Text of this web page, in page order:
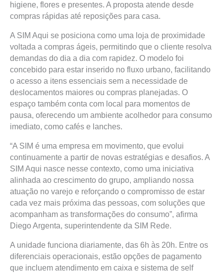
higiene, flores e presentes. A proposta atende desde
compras rápidas até reposições para casa.
A SIM Aqui se posiciona como uma loja de proximidade
voltada a compras ágeis, permitindo que o cliente resolva
demandas do dia a dia com rapidez. O modelo foi
concebido para estar inserido no fluxo urbano, facilitando
o acesso a itens essenciais sem a necessidade de
deslocamentos maiores ou compras planejadas. O
espaço também conta com local para momentos de
pausa, oferecendo um ambiente acolhedor para consumo
imediato, como cafés e lanches.
“A SIM é uma empresa em movimento, que evolui
continuamente a partir de novas estratégias e desafios. A
SIM Aqui nasce nesse contexto, como uma iniciativa
alinhada ao crescimento do grupo, ampliando nossa
atuação no varejo e reforçando o compromisso de estar
cada vez mais próxima das pessoas, com soluções que
acompanham as transformações do consumo”, afirma
Diego Argenta, superintendente da SIM Rede.
A unidade funciona diariamente, das 6h às 20h. Entre os
diferenciais operacionais, estão opções de pagamento
que incluem atendimento em caixa e sistema de self